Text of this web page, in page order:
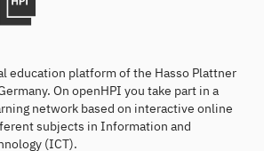
education platform of the Hasso Plattner
On openHPI you take part in a
network based on interactive online
subjects in Information and
(ICT).